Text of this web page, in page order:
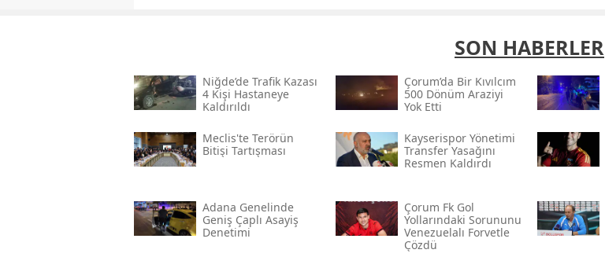
SON HABERLER
Niğde’de Trafik Kazası
4 Kişi Hastaneye
Kaldırıldı
Çorum’da Bir Kıvılcım
500 Dönüm Araziyi
Yok Etti
Meclis'te Terörün
Bitişi Tartışması
Kayserispor Yönetimi
Transfer Yasağını
Resmen Kaldırdı
Adana Genelinde
Geniş Çaplı Asayiş
Denetimi
Çorum Fk Gol
Yollarındaki Sorununu
Venezuelalı Forvetle
Çözdü